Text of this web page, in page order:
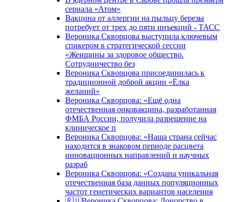
сериала «Атом»
Вакцина от аллергии на пыльцу березы
потребует от трех до пяти инъекций - ТАСС
Вероника Скворцова выступила ключевым
спикером в стратегической сессии
«Женщины за здоровое общество.
Сотрудничество без
Вероника Скворцова присоединилась к
традиционной доброй акции «Ёлка
желаний»
Вероника Скворцова: «Ещё одна
отечественная онковакцина, разработанная
ФМБА России, получила разрешение на
клиническое п
Вероника Скворцова: «Наша страна сейчас
находится в знаковом периоде расцвета
инновационных направлений и научных
разраб
Вероника Скворцова: «Создана уникальная
отечественная база данных популяционных
частот генетических вариантов населения